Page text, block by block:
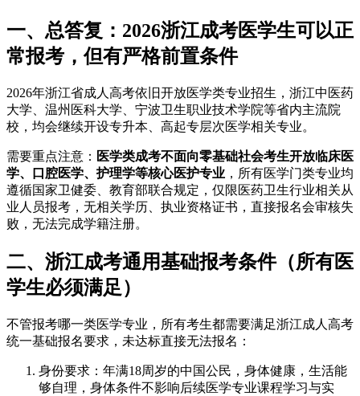
一、总答复：2026浙江成考医学生可以正
常报考 ，但有严格前置条件
2026年浙江省成人高考依旧开放医学类专业招生，浙江中医药
大学、温州医科大学、宁波卫生职业技术学院等省内主流院
校，均会继续开设专升本、高起专层次医学相关专业。
需要重点注意： 医学类成考不面向零基础社会考生开放临床医
学、口腔医学、护理学等核心医护专业 ，所有医学门类专业均
遵循国家卫健委、教育部联合规定，仅限医药卫生行业相关从
业人员报考，无相关学历、执业资格证书，直接报名会审核失
败，无法完成学籍注册。
二、浙江成考通用基础报考条件（所有医
学生必须满足）
不管报考哪一类医学专业，所有考生都需要满足浙江成人高考
统一基础报名要求，未达标直接无法报名：
身份要求：年满18周岁的中国公民，身体健康，生活能
够自理，身体条件不影响后续医学专业课程学习与实